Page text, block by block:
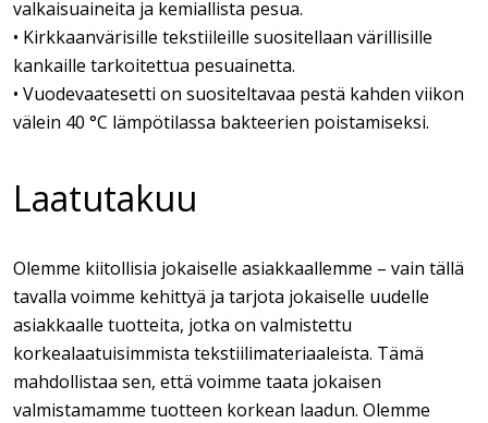
valkaisuaineita ja kemiallista pesua.
• Kirkkaanvärisille tekstiileille suositellaan värillisille
kankaille tarkoitettua pesuainetta.
• Vuodevaatesetti on suositeltavaa pestä kahden viikon
välein 40 °C lämpötilassa bakteerien poistamiseksi.
Laatutakuu
Olemme kiitollisia jokaiselle asiakkaallemme – vain tällä
tavalla voimme kehittyä ja tarjota jokaiselle uudelle
asiakkaalle tuotteita, jotka on valmistettu
korkealaatuisimmista tekstiilimateriaaleista. Tämä
mahdollistaa sen, että voimme taata jokaisen
valmistamamme tuotteen korkean laadun. Olemme